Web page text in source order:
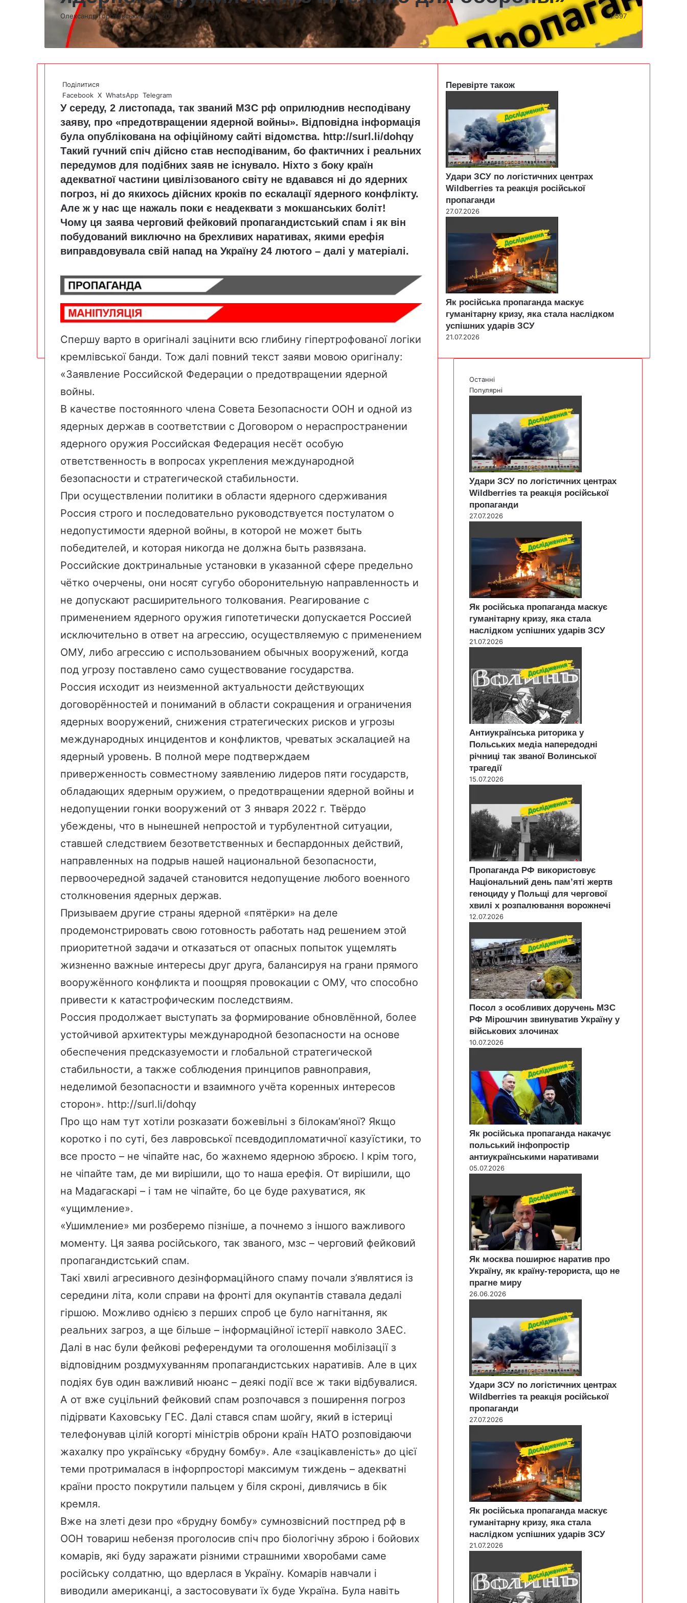
Олександр Гороховський03.11.2022 1 597
Поділитися
Facebook X WhatsApp Telegram
У середу, 2 листопада, так званий МЗС рф оприлюднив несподівану
заяву, про «предотвращении ядерной войны». Відповідна інформація
була опублікована на офіційному сайті відомства. http://surl.li/dohqy
Такий гучний спіч дійсно став несподіваним, бо фактичних і реальних
передумов для подібних заяв не існувало. Ніхто з боку країн
адекватної частини цивілізованого світу не вдавався ні до ядерних
погроз, ні до якихось дійсних кроків по ескалації ядерного конфлікту.
Але ж у нас ще нажаль поки є неадеквати з мокшанських боліт!
Чому ця заява черговий фейковий пропагандистський спам і як він
побудований виключно на брехливих наративах, якими ерефія
виправдовувала свій напад на Україну 24 лютого – далі у матеріалі.
Спершу варто в оригіналі зацінити всю глибину гіпертрофованої логіки
кремлівської банди. Тож далі повний текст заяви мовою оригіналу:
«Заявление Российской Федерации о предотвращении ядерной
войны.
В качестве постоянного члена Совета Безопасности ООН и одной из
ядерных держав в соответствии с Договором о нераспространении
ядерного оружия Российская Федерация несёт особую
ответственность в вопросах укрепления международной
безопасности и стратегической стабильности.
При осуществлении политики в области ядерного сдерживания
Россия строго и последовательно руководствуется постулатом о
недопустимости ядерной войны, в которой не может быть
победителей, и которая никогда не должна быть развязана.
Российские доктринальные установки в указанной сфере предельно
чётко очерчены, они носят сугубо оборонительную направленность и
не допускают расширительного толкования. Реагирование с
применением ядерного оружия гипотетически допускается Россией
исключительно в ответ на агрессию, осуществляемую с применением
ОМУ, либо агрессию с использованием обычных вооружений, когда
под угрозу поставлено само существование государства.
Россия исходит из неизменной актуальности действующих
договорённостей и пониманий в области сокращения и ограничения
ядерных вооружений, снижения стратегических рисков и угрозы
международных инцидентов и конфликтов, чреватых эскалацией на
ядерный уровень. В полной мере подтверждаем
приверженность совместному заявлению лидеров пяти государств,
обладающих ядерным оружием, о предотвращении ядерной войны и
недопущении гонки вооружений от 3 января 2022 г. Твёрдо
убеждены, что в нынешней непростой и турбулентной ситуации,
ставшей следствием безответственных и беспардонных действий,
направленных на подрыв нашей национальной безопасности,
первоочередной задачей становится недопущение любого военного
столкновения ядерных держав.
Призываем другие страны ядерной «пятёрки» на деле
продемонстрировать свою готовность работать над решением этой
приоритетной задачи и отказаться от опасных попыток ущемлять
жизненно важные интересы друг друга, балансируя на грани прямого
вооружённого конфликта и поощряя провокации с ОМУ, что способно
привести к катастрофическим последствиям.
Россия продолжает выступать за формирование обновлённой, более
устойчивой архитектуры международной безопасности на основе
обеспечения предсказуемости и глобальной стратегической
стабильности, а также соблюдения принципов равноправия,
неделимой безопасности и взаимного учёта коренных интересов
сторон». http://surl.li/dohqy
Про що нам тут хотіли розказати божевільні з білокам’яної? Якщо
коротко і по суті, без лавровської псевдодипломатичної казуїстики, то
все просто – не чіпайте нас, бо жахнемо ядерною зброєю. І крім того,
не чіпайте там, де ми вирішили, що то наша ерефія. От вирішили, що
на Мадагаскарі – і там не чіпайте, бо це буде рахуватися, як
«ущимление».
«Ушимление» ми розберемо пізніше, а почнемо з іншого важливого
моменту. Ця заява російського, так званого, мзс – черговий фейковий
пропагандистський спам.
Такі хвилі агресивного дезінформаційного спаму почали з’являтися із
середини літа, коли справи на фронті для окупантів ставала дедалі
гіршою. Можливо однією з перших спроб це було нагнітання, як
реальних загроз, а ще більше – інформаційної істерії навколо ЗАЕС.
Далі в нас були фейкові референдуми та оголошення мобілізації з
відповідним роздмухуванням пропагандистських наративів. Але в цих
подіях був один важливий нюанс – деякі події все ж таки відбувалися.
А от вже суцільний фейковий спам розпочався з поширення погроз
підірвати Каховську ГЕС. Далі стався спам шойгу, який в істериці
телефонував цілій когорті міністрів оброни країн НАТО розповідаючи
жахалку про українську «брудну бомбу». Але «зацікавленість» до цієї
теми протрималася в інфорпросторі максимум тиждень – адекватні
країни просто покрутили пальцем у біля скроні, дивлячись в бік
кремля.
Вже на злеті дези про «брудну бомбу» сумнозвісний постпред рф в
ООН товариш небензя проголосив спіч про біологічну зброю і бойових
комарів, які буду заражати різними страшними хворобами саме
російську солдатню, що вдерлася в Україну. Комарів навчали і
виводили американці, а застосовувати їх буде Україна. Була навіть
Перевірте також
Удари ЗСУ по логістичних центрах
Wildberries та реакція російської
пропаганди
27.07.2026
Як російська пропаганда маскує
гуманітарну кризу, яка стала наслідком
успішних ударів ЗСУ
21.07.2026
Останні
Популярні
Удари ЗСУ по логістичних центрах
Wildberries та реакція російської
пропаганди
27.07.2026
Як російська пропаганда маскує
гуманітарну кризу, яка стала
наслідком успішних ударів ЗСУ
21.07.2026
Антиукраїнська риторика у
Польських медіа напередодні
річниці так званої Волинської
трагедії
15.07.2026
Пропаганда РФ використовує
Національний день пам’яті жертв
геноциду у Польщі для чергової
хвилі х розпалювання ворожнечі
12.07.2026
Посол з особливих доручень МЗС
РФ Мірошчин звинуватив Україну у
військових злочинах
10.07.2026
Як російська пропаганда накачує
польський інфопростір
антиукраїнськими наративами
05.07.2026
Як москва поширює наратив про
Україну, як країну-терориста, що не
прагне миру
26.06.2026
Удари ЗСУ по логістичних центрах
Wildberries та реакція російської
пропаганди
27.07.2026
Як російська пропаганда маскує
гуманітарну кризу, яка стала
наслідком успішних ударів ЗСУ
21.07.2026